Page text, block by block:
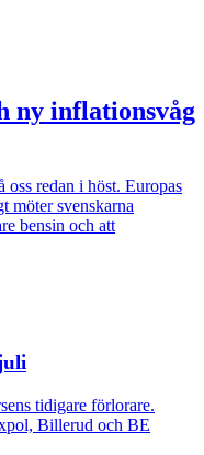
ny inflationsvåg
oss redan i höst. Europas
möter svenskarna
bensin och att
tidigare förlorare.
Billerud och BE